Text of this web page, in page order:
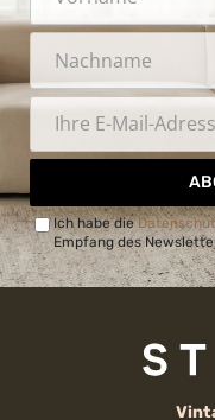
Ich habe die
Empfang des